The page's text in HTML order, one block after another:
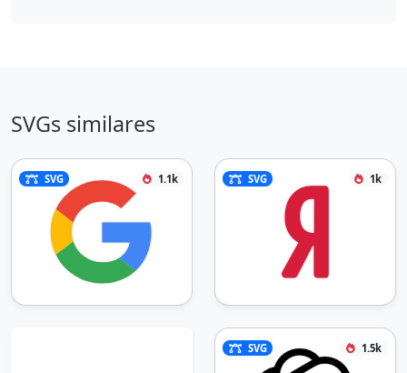
SVGs similares
SVG 1.1k SVG 1k
SVG 1.5k